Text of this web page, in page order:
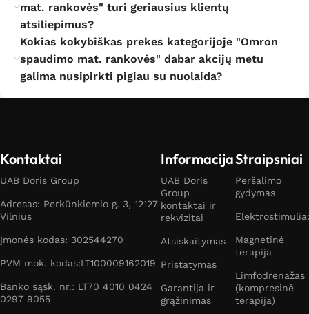
mat. rankovės" turi geriausius klientų
atsiliepimus?
Kokias kokybiškas prekes kategorijoje "Omron
spaudimo mat. rankovės" dabar akcijų metu
galima nusipirkti pigiau su nuolaida?
Kontaktai
UAB Doris Group
Adresas: Perkūnkiemio g. 3, 12127
Vilnius
Įmonės kodas: 302544270
PVM mok. kodas:LT100009162019
Banko sąsk. nr.: LT70 4010 0424
0297 9055
Informacija
UAB Doris
Group
kontaktai ir
rekvizitai
Atsiskaitymas
Pristatymas
Garantija ir
grąžinimas
Straipsniai
Peršalimo
gydymas
Magnetinė
terapija
Limfodrenažas
(kompresinė
terapija)